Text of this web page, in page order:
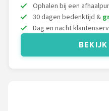
LifeGoods
Bo-Camp
Ophalen bij een
30 dagen bedenktijd &
Dag en nacht